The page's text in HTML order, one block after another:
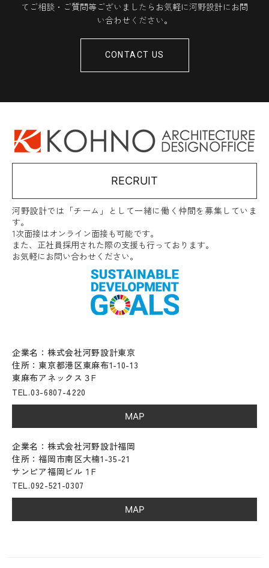
てご相談・ご質問等ございましたらお気軽に河野設計にお問
い合わせください。
CONTACT US
RECRUIT
河野設計では「チーム」として一緒に働く仲間を募集していま
す。
1次面接はオンライン面接も可能です。
また、正社員採用された際の支援も行っております。
お気軽にお問い合わせください。
企業名：株式会社河野設計東京
住所：東京都港区東麻布1-10-13
東麻布アネックス３F
TEL.03-6807-4220
MAP
企業名：株式会社河野設計福岡
住所：福岡市南区大楠1-35-21
サンピア福岡ビル１F
TEL.092-521-0307
MAP